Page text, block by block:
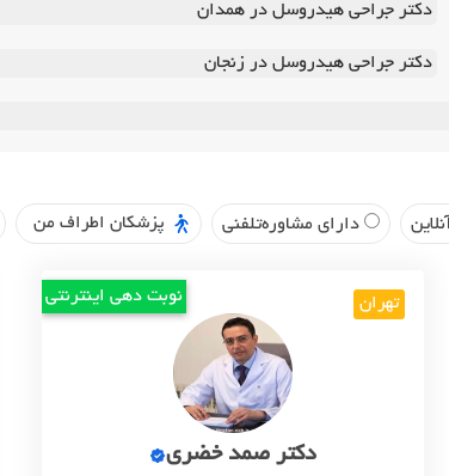
دکتر جراحی هیدروسل در همدان
دکتر جراحی هیدروسل در زنجان
دارای مشاوره‌تلفنی پزشکان اطراف من
تهران نوبت دهی اینترنتی
دکتر صمد خضری